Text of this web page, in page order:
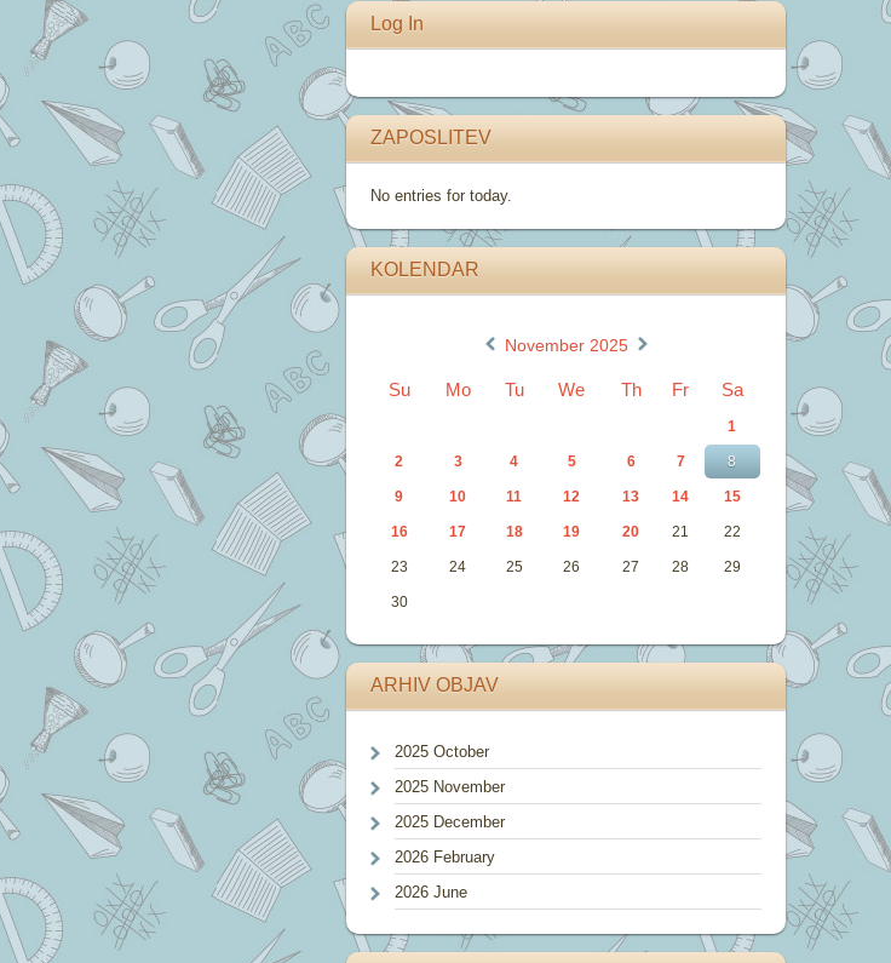
Log In
ZAPOSLITEV
No entries for today.
KOLENDAR
« November 2025 »
Su Mo Tu We Th Fr Sa
1
2 3 4 5 6 7 8
9 10 11 12 13 14 15
16 17 18 19 20 21 22
23 24 25 26 27 28 29
30
ARHIV OBJAV
2025 October
2025 November
2025 December
2026 February
2026 June